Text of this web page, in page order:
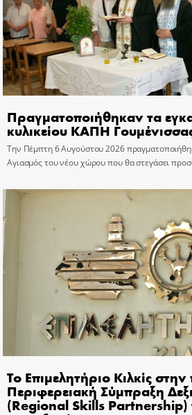
Πραγματοποιήθηκαν τα
κυλικείου ΚΑΠΗ
Την Πέμπτη 6 Αυγούστου 2026
Αγιασμός του νέου χώρου που θα στεγάσει
Το Επιμελητήριο Κιλκίς
Περιφερειακή Σύμπραξη
(Regional Skills Partnership)